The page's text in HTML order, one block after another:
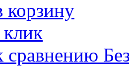
корзину
сравнению